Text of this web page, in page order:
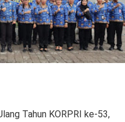
Tahun KORPRI ke-53,